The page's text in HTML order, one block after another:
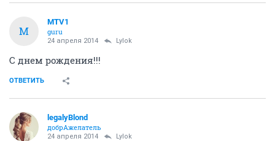
M
MTV1
guru
24 апреля 2014 Lylok
С днем рождения!!!
ОТВЕТИТЬ
legalyBlond
добрАжелатель
24 апреля 2014 Lylok